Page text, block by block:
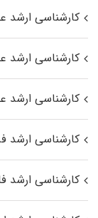
کارشناسی ارشد
کارشناسی ارشد
کارشناسی ارشد
کارشناسی ارشد
کارشناسی ارشد